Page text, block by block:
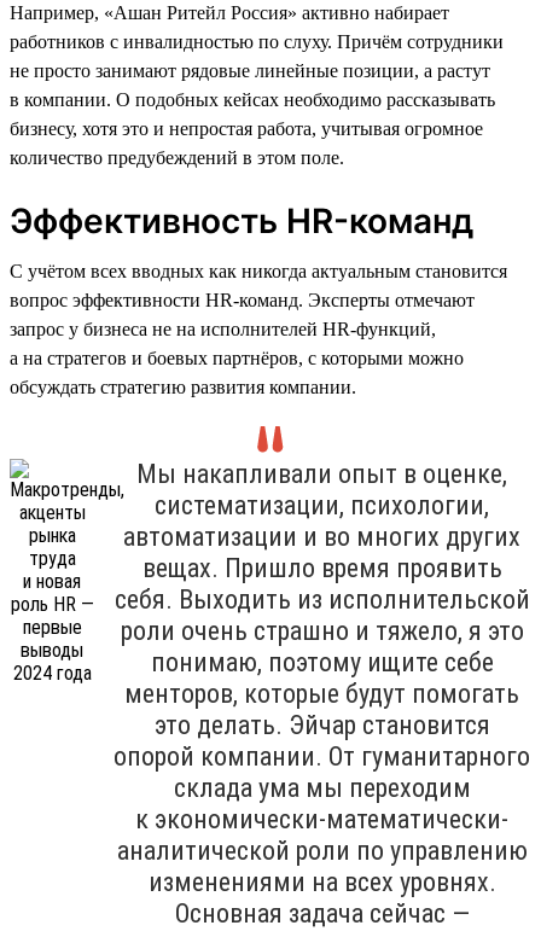
Например, «Ашан Ритейл Россия» активно набирает
работников с инвалидностью по слуху. Причём сотрудники
не просто занимают рядовые линейные позиции, а растут
в компании. О подобных кейсах необходимо рассказывать
бизнесу, хотя это и непростая работа, учитывая огромное
количество предубеждений в этом поле.
Эффективность HR-команд
С учётом всех вводных как никогда актуальным становится
вопрос эффективности HR-команд. Эксперты отмечают
запрос у бизнеса не на исполнителей HR-функций,
а на стратегов и боевых партнёров, с которыми можно
обсуждать стратегию развития компании.
Мы накапливали опыт в оценке,
систематизации, психологии,
автоматизации и во многих других
вещах. Пришло время проявить
себя. Выходить из исполнительской
роли очень страшно и тяжело, я это
понимаю, поэтому ищите себе
менторов, которые будут помогать
это делать. Эйчар становится
опорой компании. От гуманитарного
склада ума мы переходим
к экономически-математически-
аналитической роли по управлению
изменениями на всех уровнях.
Основная задача сейчас —